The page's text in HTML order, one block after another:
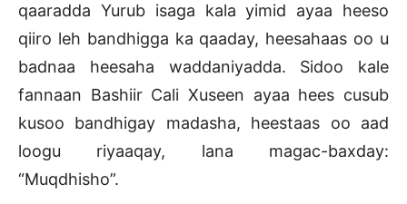
qaaradda Yurub isaga kala yimid ayaa heeso
qiiro leh bandhigga ka qaaday, heesahaas oo u
badnaa heesaha waddaniyadda. Sidoo kale
fannaan Bashiir Cali Xuseen ayaa hees cusub
kusoo bandhigay madasha, heestaas oo aad
loogu riyaaqay, lana magac-baxday:
“Muqdhisho”.